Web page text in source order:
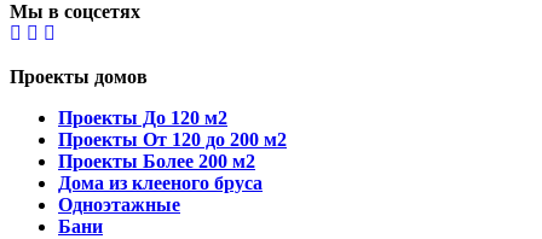
Мы в соцсетях
Проекты домов
Проекты До 120 м2
Проекты От 120 до 200 м2
Проекты Более 200 м2
Дома из клееного бруса
Одноэтажные
Бани